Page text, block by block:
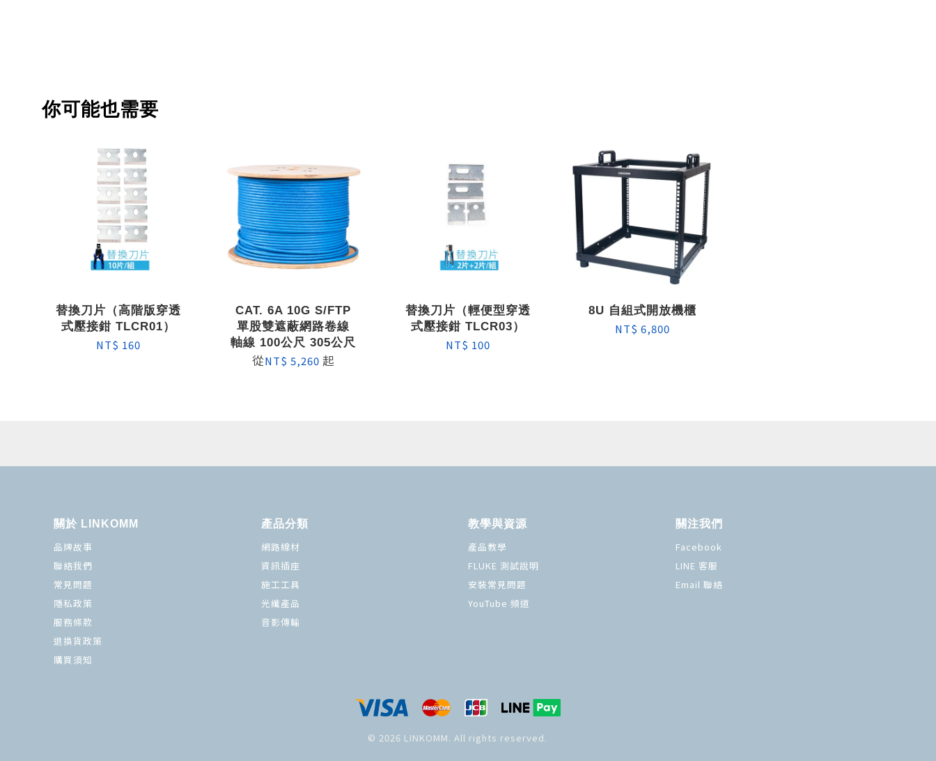
你可能也需要
替換刀片（高階版穿透
式壓接鉗 TLCR01）
NT$ 160
CAT. 6A 10G S/FTP
單股雙遮蔽網路卷線
軸線 100公尺 305公尺
從NT$ 5,260 起
替換刀片（輕便型穿透
式壓接鉗 TLCR03）
NT$ 100
8U 自組式開放機櫃
NT$ 6,800
關於 LINKOMM
品牌故事
聯絡我們
常見問題
隱私政策
服務條款
退換貨政策
購買須知
產品分類
網路線材
資訊插座
施工工具
光纖產品
音影傳輸
教學與資源
產品教學
FLUKE 測試說明
安裝常見問題
YouTube 頻道
關注我們
Facebook
LINE 客服
Email 聯絡
© 2026 LINKOMM. All rights reserved.